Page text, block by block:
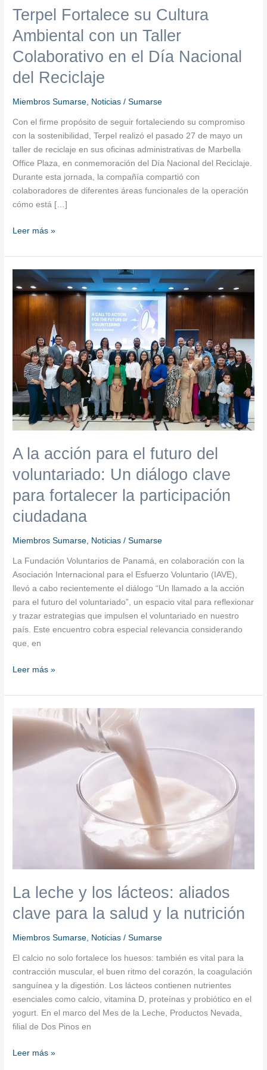
Terpel Fortalece su Cultura
Ambiental con un Taller
Colaborativo en el Día Nacional
del Reciclaje
Miembros Sumarse Noticias /Sumarse
Con el firme propósito de seguir fortaleciendo su compromiso
con la sostenibilidad, Terpel realizó el pasado 27 de mayo un
taller de reciclaje en sus oficinas administrativas de Marbella
Office Plaza, en conmemoración del Día Nacional del Reciclaje.
Durante esta jornada, la compañía compartió con
colaboradores de diferentes áreas funcionales de la operación
cómo está […]
Leer más »
A la acción para el futuro del
voluntariado: Un diálogo clave
para fortalecer la participación
ciudadana
Miembros Sumarse Noticias /Sumarse
La Fundación Voluntarios de Panamá, en colaboración con la
Asociación Internacional para el Esfuerzo Voluntario (IAVE),
llevó a cabo recientemente el diálogo “Un llamado a la acción
para el futuro del voluntariado”, un espacio vital para reflexionar
y trazar estrategias que impulsen el voluntariado en nuestro
país. Este encuentro cobra especial relevancia considerando
que, en
la
acción
futuro
del
voluntariado:
Un
diálogo
clave
para
la
participación
ciudadana
Leer más »
La leche y los lácteos: aliados
clave para la salud y la nutrición
Miembros Sumarse Noticias /Sumarse
El calcio no solo fortalece los huesos: también es vital para la
contracción muscular, el buen ritmo del corazón, la coagulación
sanguínea y la digestión. Los lácteos contienen nutrientes
esenciales como calcio, vitamina D, proteínas y probiótico en el
yogurt. En el marco del Mes de la Leche, Productos Nevada,
filial de Dos Pinos en
lácteos:
Leer más »